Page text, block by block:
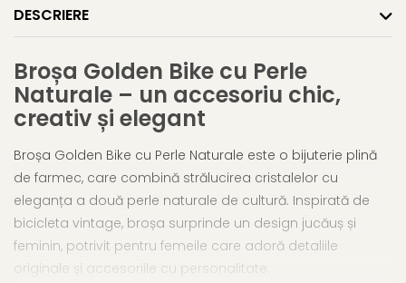
DESCRIERE
Broșa Golden Bike cu Perle
Naturale – un accesoriu chic,
creativ și elegant
Broșa Golden Bike cu Perle Naturale este o bijuterie plină
de farmec, care combină strălucirea cristalelor cu
eleganța a două perle naturale de cultură. Inspirată de
bicicleta vintage, broșa surprinde un design jucăuș și
feminin, potrivit pentru femeile care adoră detaliile
originale și accesoriile cu personalitate.